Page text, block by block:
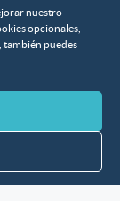
nuestro
opcionales,
también puedes
nosotros
cookies